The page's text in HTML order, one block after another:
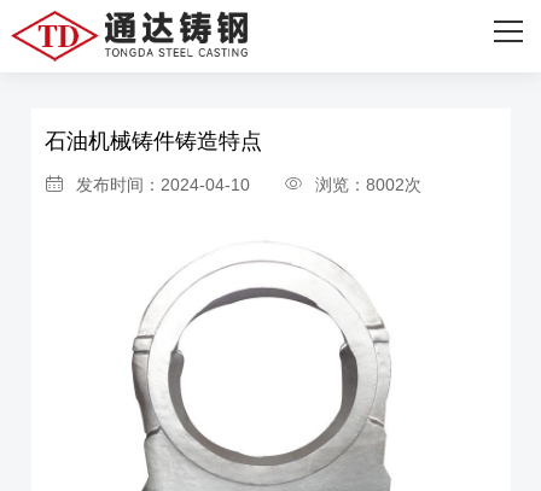
网站首页
主营产品
首页 > 新闻资讯 > 行业资讯
石油机械铸件铸造特点
发布时间：2024-04-10 浏览：8002次